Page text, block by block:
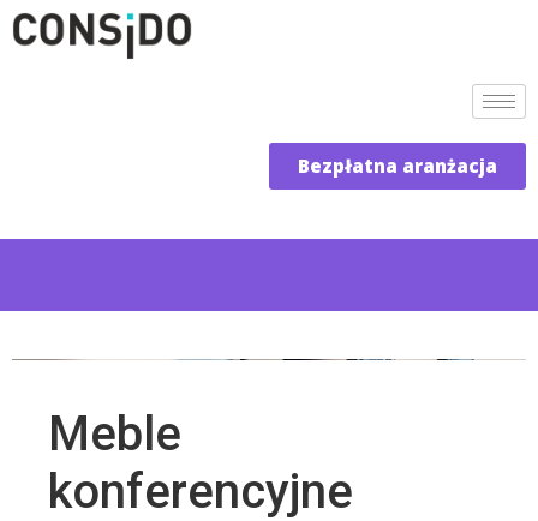
Bezpłatna aranżacja
Meble
konferencyjne